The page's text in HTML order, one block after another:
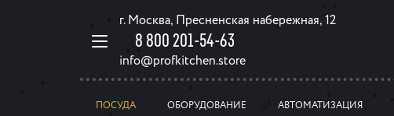
г. Москва, Пресненская набережная, 12
8 800 201-54-63
info@profkitchen.store
ПОСУДА ОБОРУДОВАНИЕ АВТОМАТИЗАЦИЯ